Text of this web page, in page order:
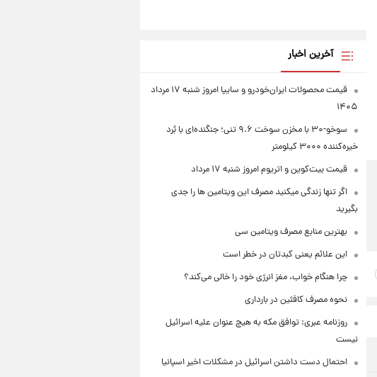
آخرین اخبار
قیمت محصولات ایران‌خودرو و سایپا امروز شنبه ۱۷ مرداد
۱۴۰۵
سوخو-۳۰ با مخزن سوخت ۹.۶ تنی؛ جنگنده‌ای با بُرد
خیره‌کننده ۳۰۰۰ کیلومتر
قیمت بیت‌کوین و اتریوم امروز شنبه ۱۷ مرداد
اگر تنها زندگی میکنید مصرف این ویتامین ها را جدی
بگیرید
بهترین منابع مصرف ویتامین سی
این علائم یعنی کبدتان در خطر است
چرا هنگام خواب، مغز انرژی خود را خالی می‌کند؟
نحوه مصرف کافئین در بارداری
روزنامه عبری: توافق مکه به هیچ عنوان علیه اسرائیل
نیست
احتمال دست داشتن اسرائیل در مشکلات اخیر اسپانیا